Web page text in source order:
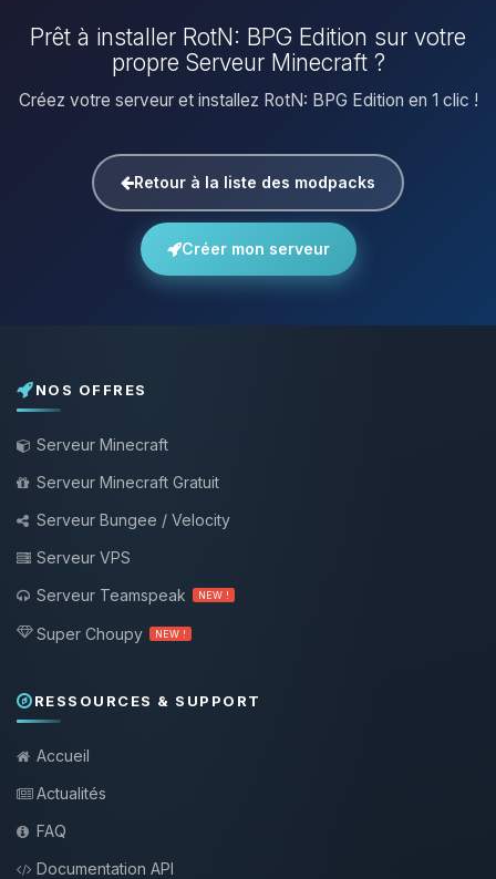
Prêt à installer RotN: BPG Edition sur votre
propre Serveur Minecraft ?
Créez votre serveur et installez RotN: BPG Edition en 1 clic !
Retour à la liste des modpacks
Créer mon serveur
NOS OFFRES
Serveur Minecraft
Serveur Minecraft Gratuit
Serveur Bungee / Velocity
Serveur VPS
Serveur Teamspeak
NEW !
Super Choupy NEW !
RESSOURCES & SUPPORT
Accueil
Actualités
FAQ
Documentation API